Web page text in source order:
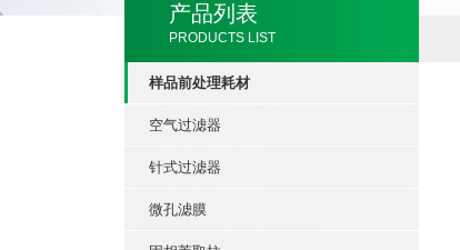
产品列表
PRODUCTS LIST
样品前处理耗材
空气过滤器
针式过滤器
微孔滤膜